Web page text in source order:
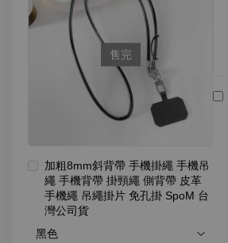
售完
加粗8mm斜背帶 手機掛繩 手機吊
繩 手機背帶 掛頸繩 側背帶 皮革
手機繩 吊繩掛片 免孔掛 SpoM 台
灣公司貨